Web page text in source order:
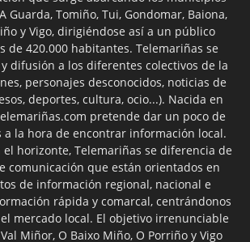
Guarda, Tomiño, Tui, Gondomar, Baiona,
y Vigo, dirigiéndose así a un público
de 420.000 habitantes. Telemariñas se
difusión a los diferentes colectivos de la
personajes desconocidos, noticias de
deportes, cultura, ocio...). Nacida en
pretende dar un poco de
a la hora de encontrar información local.
el horizonte, Telemariñas se diferencia de
comunicación que están orientados en
de información regional, nacional e
rápida y comarcal, centrándonos
mercado local. El objetivo irrenunciable
Miñor, O Baixo Miño, O Porriño y Vigo